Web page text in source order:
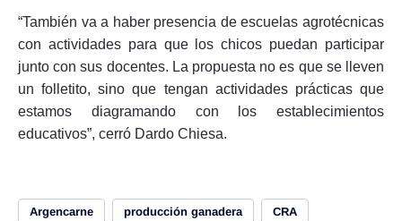
“También va a haber presencia de escuelas agrotécnicas
con actividades para que los chicos puedan participar
junto con sus docentes. La propuesta no es que se lleven
un folletito, sino que tengan actividades prácticas que
estamos diagramando con los establecimientos
educativos”, cerró Dardo Chiesa.
Argencarne producción ganadera CRA